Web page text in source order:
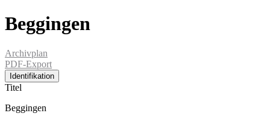
Beggingen
Archivplan
PDF-Export
Identifikation
Titel
Beggingen